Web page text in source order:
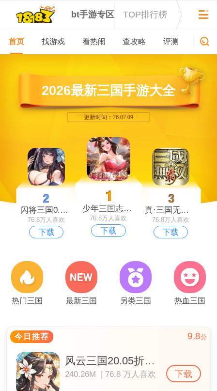
bt手游专区 TOP排行榜
首页 找游戏 看热闹 查攻略 评测 新游
2026最新三国手游大全
更新时间：26.07.09
少年三国志：零首款少三系免费版
76.8万人喜欢
下载
闪将三国0.1折红颜战姬
76.8万人喜欢
下载
真·三国无双 霸0.1折免费版
76.8万人喜欢
下载
热门三国 最新三国 另类三国 热血三国
今日推荐 9.8分
风云三国20.05折千抽送神魔
240.26M | 76.8 万人喜欢 下载